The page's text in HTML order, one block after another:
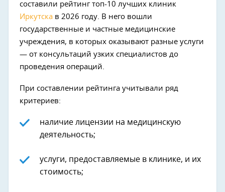
составили рейтинг топ-10 лучших клиник
Иркутска в 2026 году. В него вошли
государственные и частные медицинские
учреждения, в которых оказывают разные услуги
— от консультаций узких специалистов до
проведения операций.
При составлении рейтинга учитывали ряд
критериев:
наличие лицензии на медицинскую
деятельность;
услуги, предоставляемые в клинике, и их
стоимость;